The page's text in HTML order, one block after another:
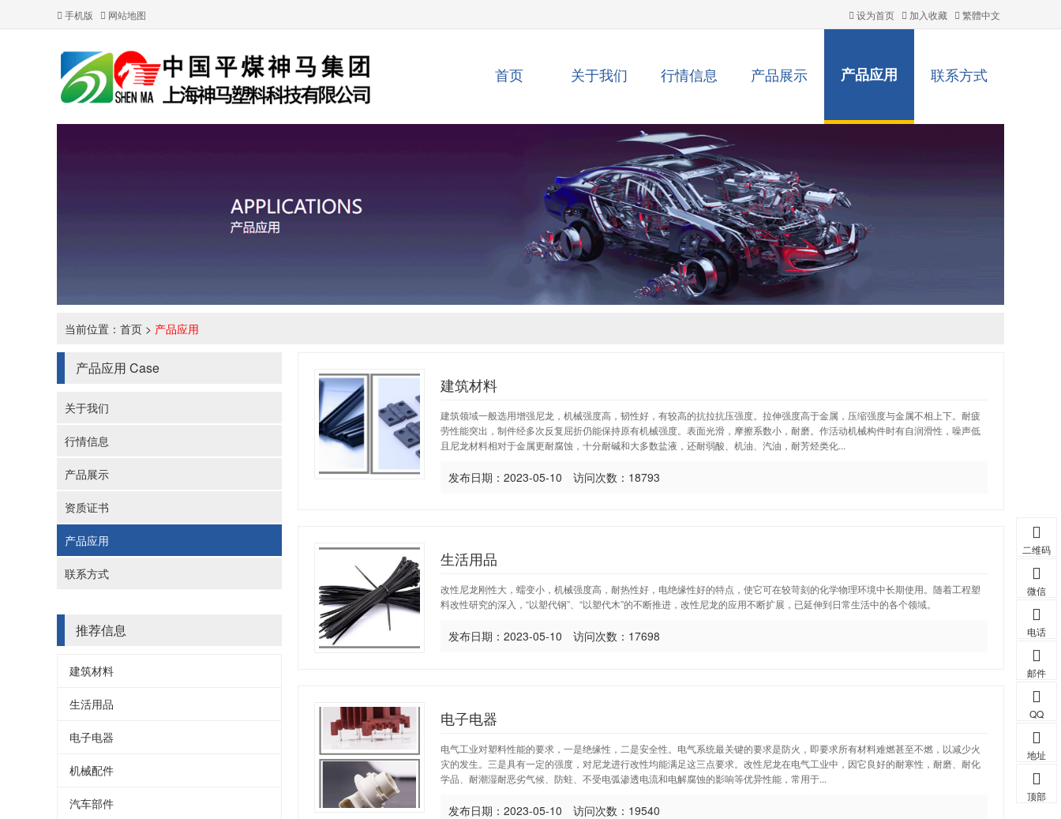
手机版 网站地图 设为首页 加入收藏 繁體中文
联系方式
产品应用
产品展示
行情信息
关于我们
首页
当前位置： 首页 > 产品应用
产品应用 Case
关于我们
行情信息
产品展示
资质证书
产品应用
联系方式
推荐信息
建筑材料
生活用品
电子电器
机械配件
汽车部件
建筑材料
建筑领域一般选用增强尼龙，机械强度高，韧性好，有较高的抗拉抗压强度。拉伸强度高于金属，压缩强度与金属不相上下。耐疲
劳性能突出，制件经多次反复屈折仍能保持原有机械强度。表面光滑，摩擦系数小，耐磨。作活动机械构件时有自润滑性，噪声低
且尼龙材料相对于金属更耐腐蚀，十分耐碱和大多数盐液，还耐弱酸、机油、汽油，耐芳烃类化...
发布日期：2023-05-10 访问次数：18793
生活用品
改性尼龙刚性大，蠕变小，机械强度高，耐热性好，电绝缘性好的特点，使它可在较苛刻的化学物理环境中长期使用。随着工程塑
料改性研究的深入，“以塑代钢”、“以塑代木”的不断推进，改性尼龙的应用不断扩展，已延伸到日常生活中的各个领域。
发布日期：2023-05-10 访问次数：17698
电子电器
电气工业对塑料性能的要求，一是绝缘性，二是安全性。电气系统最关键的要求是防火，即要求所有材料难燃甚至不燃，以减少火
灾的发生。三是具有一定的强度，对尼龙进行改性均能满足这三点要求。改性尼龙在电气工业中，因它良好的耐寒性，耐磨、耐化
学品、耐潮湿耐恶劣气候、防蛀、不受电弧渗透电流和电解腐蚀的影响等优异性能，常用于...
发布日期：2023-05-10 访问次数：19540
二维码
微信
电话
邮件
QQ
地址
顶部